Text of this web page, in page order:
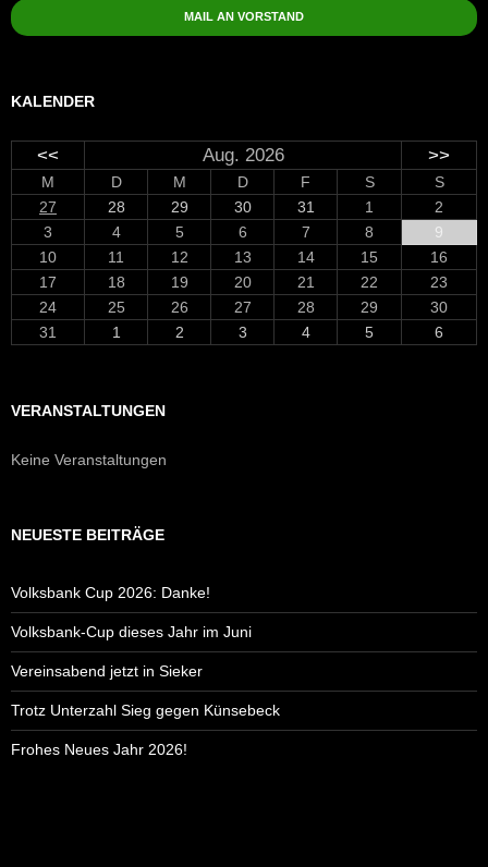
MAIL AN VORSTAND
KALENDER
<< Aug. 2026 >>
M D M D F S
S
27
28 29 30 31 1
2
3
4 5 6 7 8
9
10
11 12 13 14 15
16
17
18 19 20 21 22
23
24
25 26 27 28 29
30
31
1 2 3 4 5 6
VERANSTALTUNGEN
Keine Veranstaltungen
NEUESTE BEITRÄGE
Volksbank Cup 2026: Danke!
Volksbank-Cup dieses Jahr im Juni
Vereinsabend jetzt in Sieker
Trotz Unterzahl Sieg gegen Künsebeck
Frohes Neues Jahr 2026!